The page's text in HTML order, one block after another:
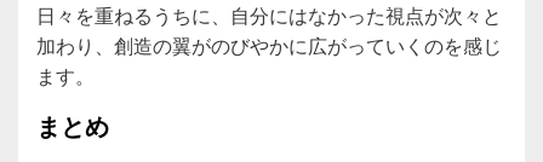
日々を重ねるうちに、自分にはなかった視点が次々と
加わり、創造の翼がのびやかに広がっていくのを感じ
ます。
まとめ